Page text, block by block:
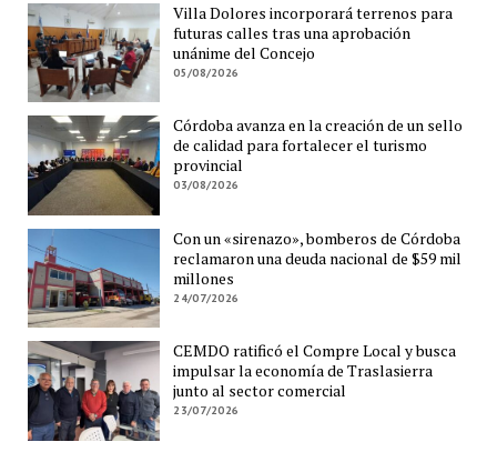
Villa Dolores incorporará terrenos para
futuras calles tras una aprobación
unánime del Concejo
05/08/2026
Córdoba avanza en la creación de un sello
de calidad para fortalecer el turismo
provincial
03/08/2026
Con un «sirenazo», bomberos de Córdoba
reclamaron una deuda nacional de $59 mil
millones
24/07/2026
CEMDO ratificó el Compre Local y busca
impulsar la economía de Traslasierra
junto al sector comercial
23/07/2026